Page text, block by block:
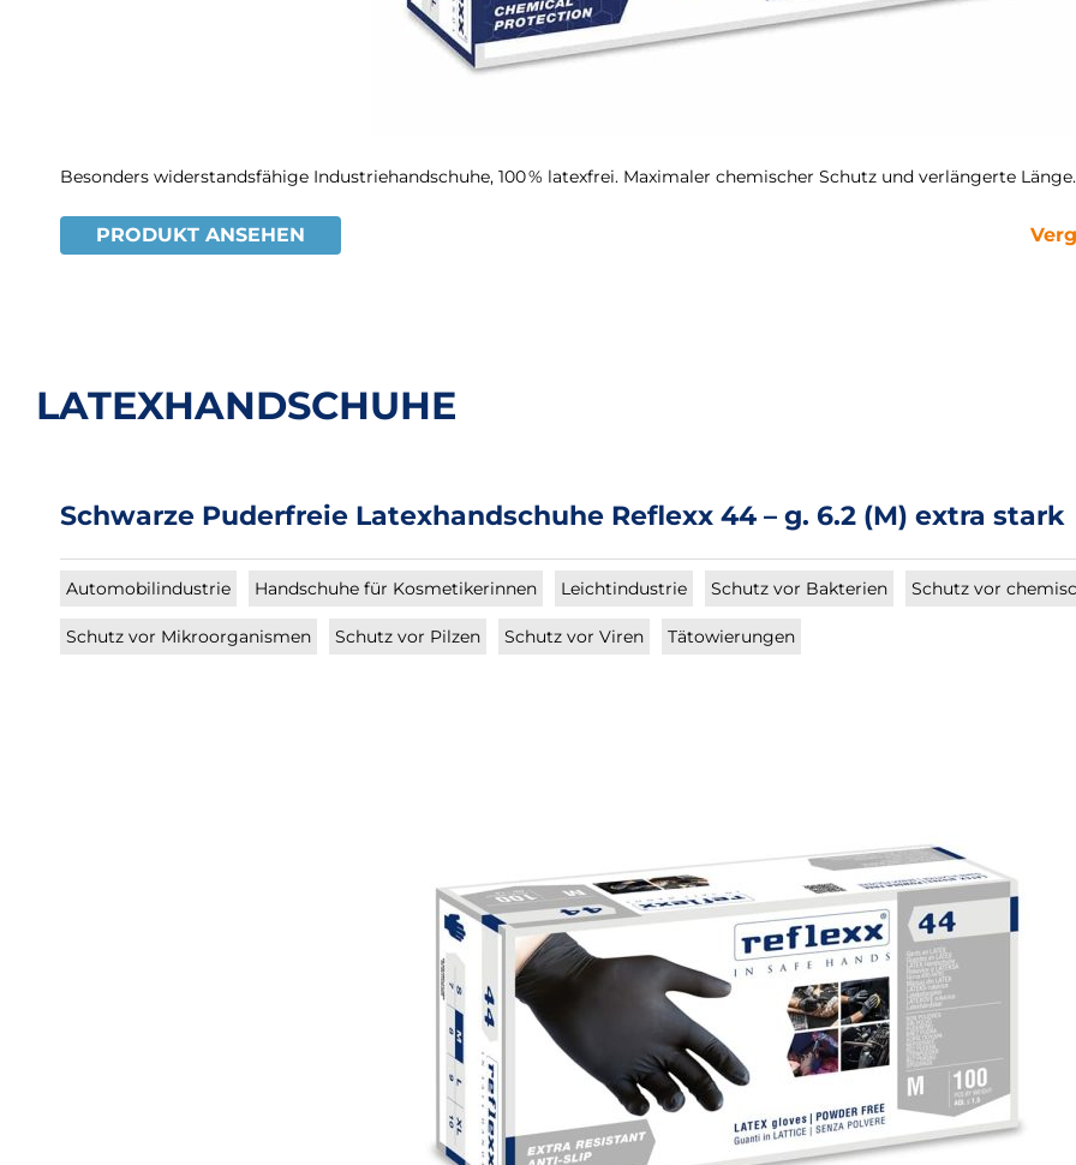
Besonders widerstandsfähige Industriehandschuhe, 100 % latexfrei. Maximaler chemischer Schutz und verlängerte Länge.
PRODUKT ANSEHEN
LATEXHANDSCHUHE
Schwarze Puderfreie Latexhandschuhe Reflexx 44 – g. 6.2 (M) extra stark
Automobilindustrie Handschuhe für Kosmetikerinnen Leichtindustrie Schutz vor Bakterien Schutz vor
Schutz vor Mikroorganismen Schutz vor Pilzen Schutz vor Viren Tätowierungen